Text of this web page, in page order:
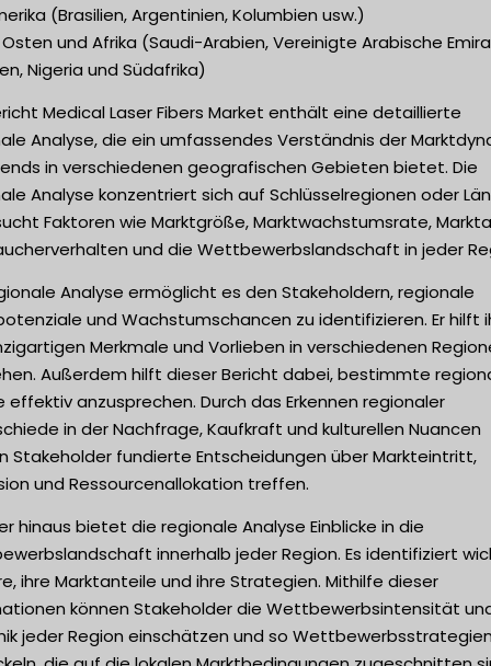
(Brasilien, Argentinien, Kolumbien usw.)
und Afrika (Saudi-Arabien, Vereinigte Arabische
Nigeria und Südafrika)
Medical Laser Fibers Market enthält eine detaillierte
Analyse, die ein umfassendes Verständnis der
in verschiedenen geografischen Gebieten bietet. Die
Analyse konzentriert sich auf Schlüsselregionen oder
Faktoren wie Marktgröße, Marktwachstumsrate,
und die Wettbewerbslandschaft in jeder
Analyse ermöglicht es den Stakeholdern, regionale
und Wachstumschancen zu identifizieren. Er hilft
Merkmale und Vorlieben in verschiedenen
Außerdem hilft dieser Bericht dabei, bestimmte
effektiv anzusprechen. Durch das Erkennen regionaler
in der Nachfrage, Kaufkraft und kulturellen Nuancen
Stakeholder fundierte Entscheidungen über Markteintritt,
und Ressourcenallokation treffen.
hinaus bietet die regionale Analyse Einblicke in die
innerhalb jeder Region. Es identifiziert
ihre Marktanteile und ihre Strategien. Mithilfe dieser
können Stakeholder die Wettbewerbsintensität
jeder Region einschätzen und so